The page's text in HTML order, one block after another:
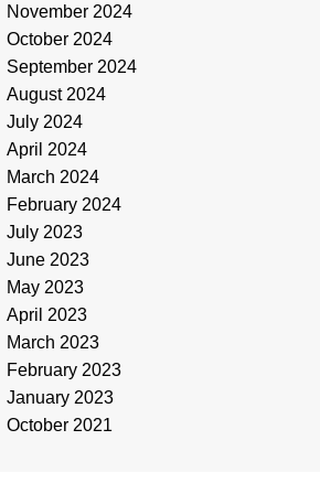
November 2024
October 2024
September 2024
August 2024
July 2024
April 2024
March 2024
February 2024
July 2023
June 2023
May 2023
April 2023
March 2023
February 2023
January 2023
October 2021